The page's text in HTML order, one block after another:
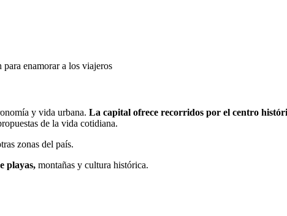
para enamorar a los viajeros
y vida urbana. La capital ofrece recorridos por el centro
de la vida cotidiana.
zonas del país.
playas, montañas y cultura histórica.